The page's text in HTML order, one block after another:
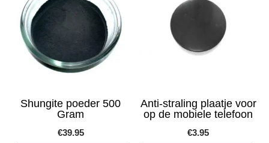
Shungite poeder 500
Gram
€39.95
Anti-straling plaatje voor
op de mobiele telefoon
€3.95